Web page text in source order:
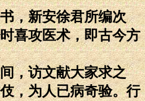
，新安徐君所编次
喜攻医术，即古今方
，访文献大家求之
，为人已病奇验。行